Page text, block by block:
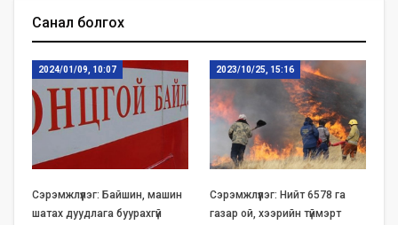
Санал болгох
2024/01/09, 10:07
Сэрэмжлүүлэг: Байшин, машин
шатах дуудлага буурахгүй
2023/10/25, 15:16
Сэрэмжлүүлэг: Нийт 6578 га
газар ой, хээрийн түймэрт